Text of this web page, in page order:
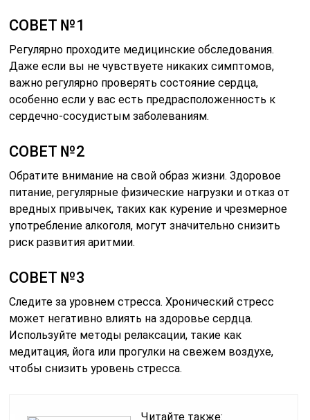
СОВЕТ №1
Регулярно проходите медицинские обследования.
Даже если вы не чувствуете никаких симптомов,
важно регулярно проверять состояние сердца,
особенно если у вас есть предрасположенность к
сердечно-сосудистым заболеваниям.
СОВЕТ №2
Обратите внимание на свой образ жизни. Здоровое
питание, регулярные физические нагрузки и отказ от
вредных привычек, таких как курение и чрезмерное
употребление алкоголя, могут значительно снизить
риск развития аритмии.
СОВЕТ №3
Следите за уровнем стресса. Хронический стресс
может негативно влиять на здоровье сердца.
Используйте методы релаксации, такие как
медитация, йога или прогулки на свежем воздухе,
чтобы снизить уровень стресса.
Читайте также: